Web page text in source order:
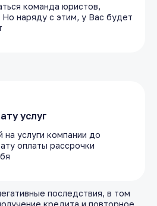
команда юристов,
наряду с этим, у Вас будет
услуг
на услуги компании до
оплаты рассрочки
последствия, в том
кредита и повторное